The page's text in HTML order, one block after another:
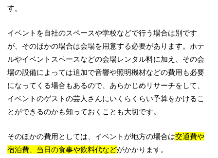
す。
イベントを自社のスペースや学校などで行う場合は別です
が、そのほかの場合は会場を用意する必要があります。ホテ
ルやイベントスペースなどの会場レンタル料に加え、その会
場の設備によっては追加で音響や照明機材などの費用も必要
になってくる場合もあるので、あらかじめリサーチをして、
イベントのゲストの芸人さんにいくらくらい予算をかけるこ
とができるのかも知っておくことも大切です。
そのほかの費用としては、イベントが地方の場合は交通費や
宿泊費、当日の食事や飲料代などがかかります。